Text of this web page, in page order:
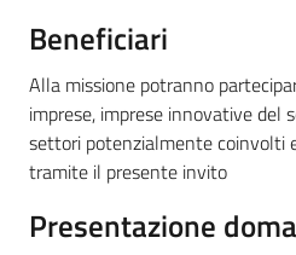
Beneficiari
Alla missione potranno
imprese, imprese innovative del
settori potenzialmente coinvolti
tramite il presente invito
Presentazione